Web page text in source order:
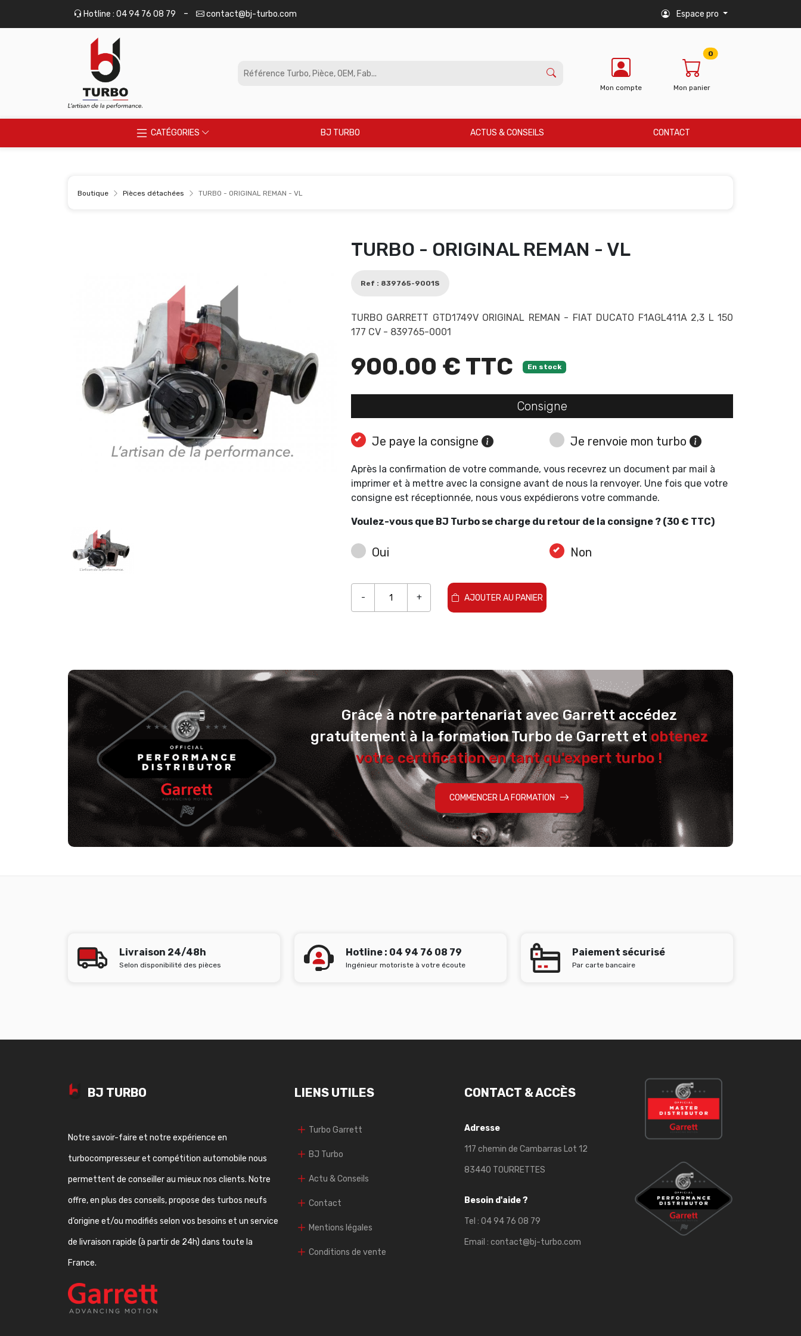
Hotline : 04 94 76 08 79 - contact@bj-turbo.com Espace pro
Mon compte Mon panier
0
CATÉGORIES BJ TURBO ACTUS & CONSEILS CONTACT
Boutique Pièces détachées TURBO - ORIGINAL REMAN - VL
TURBO - ORIGINAL REMAN - VL
Ref : 839765-9001S
TURBO GARRETT GTD1749V ORIGINAL REMAN - FIAT DUCATO F1AGL411A 2,3 L 150
177 CV - 839765-0001
900.00 € TTC En stock
Consigne
Je paye la consigne Je renvoie mon turbo
Après la confirmation de votre commande, vous recevrez un document par mail à
imprimer et à mettre avec la consigne avant de nous la renvoyer. Une fois que votre
consigne est réceptionnée, nous vous expédierons votre commande.
Voulez-vous que BJ Turbo se charge du retour de la consigne ? (30 € TTC)
Oui Non
- + AJOUTER AU PANIER
Grâce à notre partenariat avec Garrett accédez
gratuitement à la formation Turbo de Garrett etobtenez
votre certification en tant qu'expert turbo !
COMMENCER LA FORMATION
Livraison 24/48h
Selon disponibilité des pièces
Hotline : 04 94 76 08 79
Ingénieur motoriste à votre écoute
Paiement sécurisé
Par carte bancaire
BJ TURBO
Notre savoir-faire et notre expérience en
turbocompresseur et compétition automobile nous
permettent de conseiller au mieux nos clients. Notre
offre, en plus des conseils, propose des turbos neufs
d’origine et/ou modifiés selon vos besoins et un service
de livraison rapide (à partir de 24h) dans toute la
France.
LIENS UTILES
Turbo Garrett
BJ Turbo
Actu & Conseils
Contact
Mentions légales
Conditions de vente
CONTACT & ACCÈS
Adresse
117 chemin de Cambarras Lot 12
83440 TOURRETTES
Besoin d'aide ?
Tel : 04 94 76 08 79
Email : contact@bj-turbo.com
Panneau de gestion des cookies